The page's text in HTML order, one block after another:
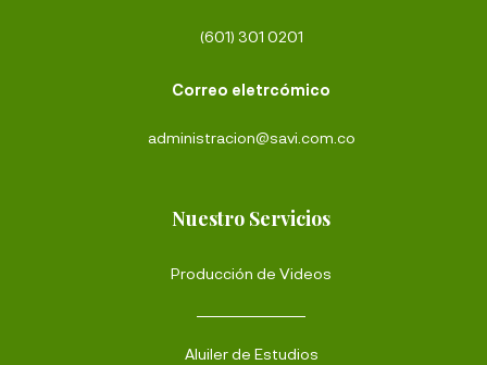
(601) 301 0201
Correo eletrcómico
administracion@savi.com.co
Nuestro Servicios
Producción de Videos
Aluiler de Estudios